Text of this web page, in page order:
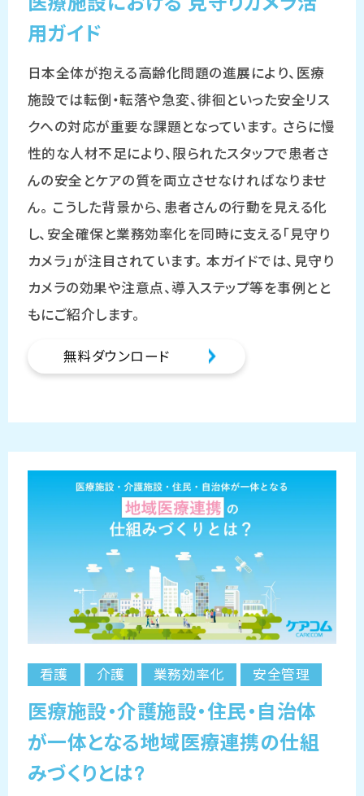
医療施設における 見守りカメラ活
用ガイド
日本全体が抱える高齢化問題の進展により、医療
施設では転倒・転落や急変、徘徊といった安全リス
クへの対応が重要な課題となっています。 さらに慢
性的な人材不足により、限られたスタッフで患者さ
んの安全とケアの質を両立させなければなりませ
ん。 こうした背景から、患者さんの行動を見える化
し、安全確保と業務効率化を同時に支える「見守り
カメラ」が注目されています。 本ガイドでは、見守り
カメラの効果や注意点、導入ステップ等を事例とと
もにご紹介します。
無料ダウンロード
看護 介護 業務効率化 安全管理
医療施設・介護施設・住民・自治体
が一体となる地域医療連携の仕組
みづくりとは?